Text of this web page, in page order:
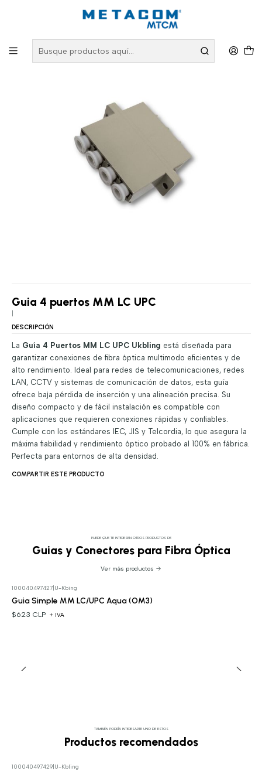
Fibra Óptica
Guias y Conectores para Fibra Óptica
Guia 4 puertos MM LC UPC
Guia 4 puertos MM LC UPC
DESCRIPCIÓN
La Guía 4 Puertos MM LC UPC Ukbling está diseñada para
garantizar conexiones de fibra óptica multimodo eficientes y de
alto rendimiento. Ideal para redes de telecomunicaciones, redes
LAN, CCTV y sistemas de comunicación de datos, esta guía
ofrece baja pérdida de inserción y una alineación precisa. Su
diseño compacto y de fácil instalación es compatible con
aplicaciones que requieren conexiones rápidas y confiables.
Cumple con los estándares IEC, JIS y Telcordia, lo que asegura la
máxima fiabilidad y rendimiento óptico probado al 100% en fábrica.
Perfecta para entornos de alta densidad.
COMPARTIR ESTE PRODUCTO
PUEDE QUE TE INTERESEN OTROS PRODUCTOS DE
Guias y Conectores para Fibra Óptica
Ver más productos
100040497427| U-Kbing
Guia Simple MM LC/UPC Aqua (OM3)
$623 CLP + IVA
TAMBIÉN PODRÍA INTERESARTE UNO DE ESTOS
Productos recomendados
100040497429| U-Kbling